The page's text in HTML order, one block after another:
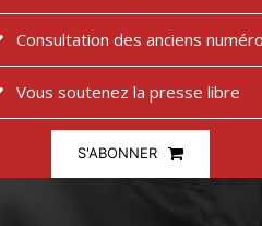
Consultation des anciens
Vous soutenez la presse libre
S'ABONNER